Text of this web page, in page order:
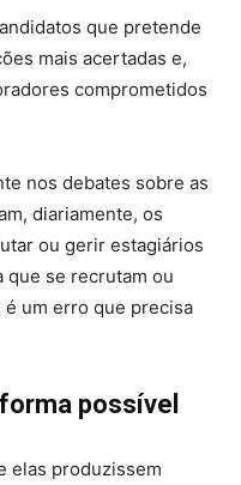
que pretende
mais acertadas e,
comprometidos
nos debates sobre as
diariamente, os
ou gerir estagiários
que se recrutam ou
é um erro que precisa
possível
elas produzissem